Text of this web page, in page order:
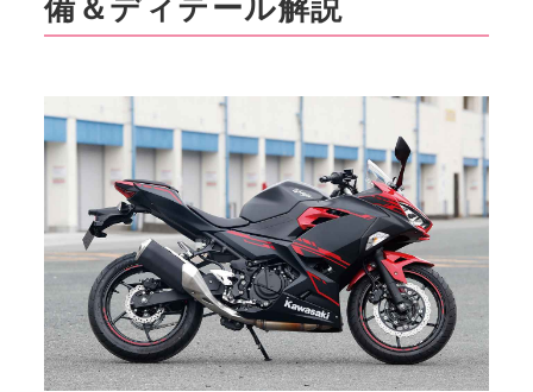
備＆ディテール解説